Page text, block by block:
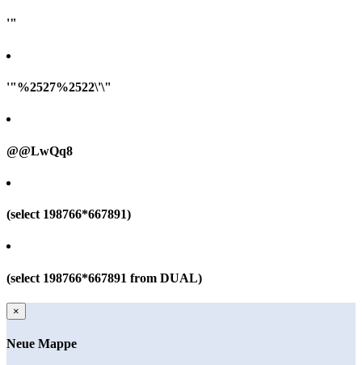
'"
'"%2527%2522\'\"
@@LwQq8
(select 198766*667891)
(select 198766*667891 from DUAL)
×
Neue Mappe